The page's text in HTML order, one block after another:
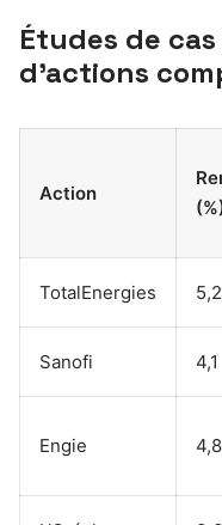
Études de
d’actions
Action
TotalEnergies 5,2
Sanofi 4,1
Engie 4,8